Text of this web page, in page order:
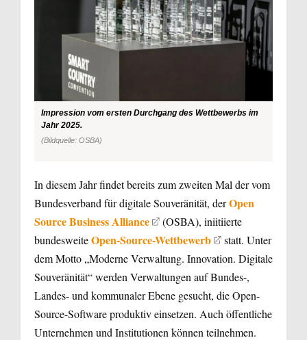
Impression vom ersten Durchgang des Wettbewerbs im
Jahr 2025.
(Bildquelle: OSBA)
In diesem Jahr findet bereits zum zweiten Mal der vom
Bundesverband für digitale Souveränität, derOpen
Source Business Alliance
(OSBA), iniitiierte
bundesweiteOpen-Source-Wettbewerb
statt. Unter
dem Motto „Moderne Verwaltung. Innovation. Digitale
Souveränität“ werden Verwaltungen auf Bundes-,
Landes- und kommunaler Ebene gesucht, die Open-
Source-Software produktiv einsetzen. Auch öffentliche
Unternehmen und Institutionen können teilnehmen.